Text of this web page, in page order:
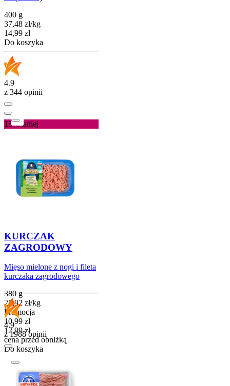
400 g
37,48 zł/kg
Cena
14,99 zł
Do koszyka
4.9
z 344 opinii
15%taniej
KURCZAK
ZAGRODOWY
Mięso mielone z nogi i fileta
kurczaka zagrodowego
380 g
28,92 zł/kg
Promocja
Cena promocyjna
10,99 zł
12,99 zł
cena przed obniżką
Do koszyka
4.9
z 1988 opinii